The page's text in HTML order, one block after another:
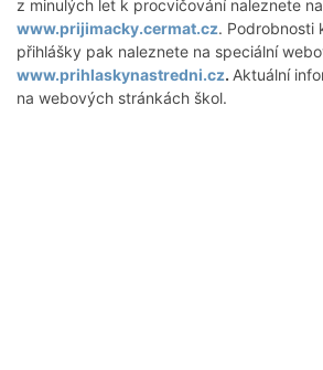
z minulých let k procvičování naleznete
www.prijimacky.cermat.cz. Podrobnosti
přihlášky pak naleznete na speciální
www.prihlaskynastredni.cz. Aktuální
na webových stránkách škol.